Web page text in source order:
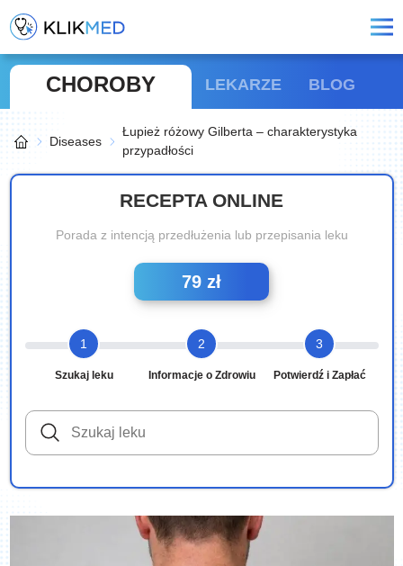
CHOROBY LEKARZE BLOG
Diseases
Łupież różowy Gilberta – charakterystyka
przypadłości
RECEPTA ONLINE
Porada z intencją przedłużenia lub przepisania leku
79 zł
1
Szukaj leku
2
Informacje o Zdrowiu
3
Potwierdź i Zapłać